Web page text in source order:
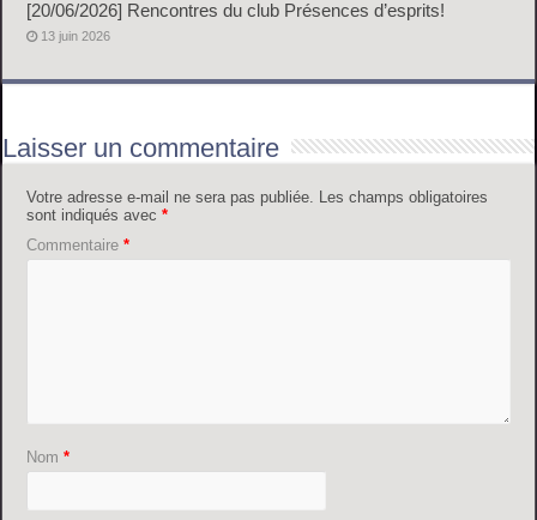
[20/06/2026] Rencontres du club Présences d’esprits!
13 juin 2026
Laisser un commentaire
Votre adresse e-mail ne sera pas publiée.
Les champs obligatoires
sont indiqués avec*
Commentaire*
Nom*